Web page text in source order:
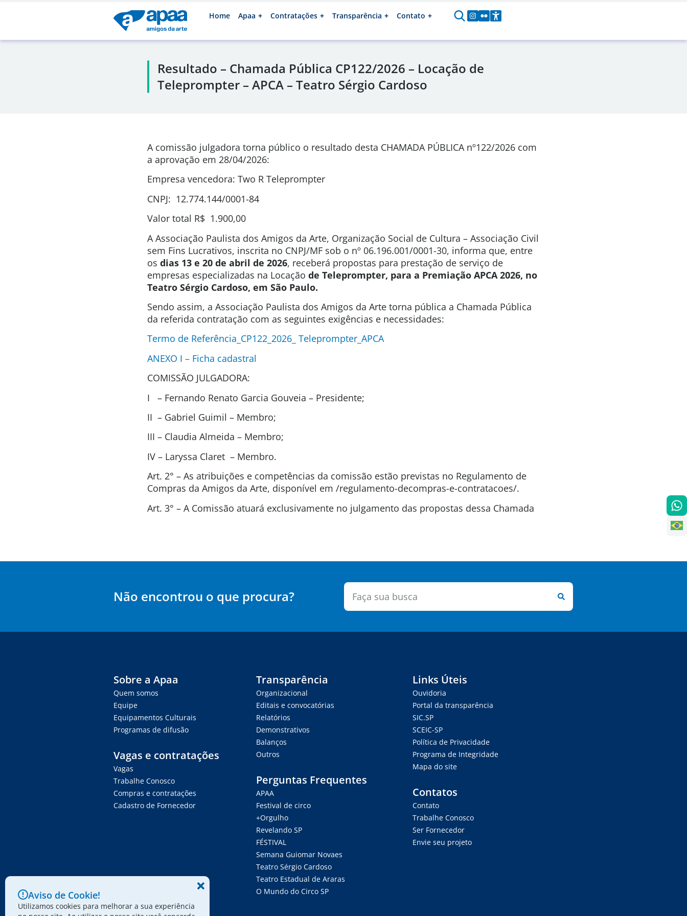
Home Apaa Contratações Transparência Contato
Resultado – Chamada Pública CP122/2026 – Locação de
Teleprompter – APCA – Teatro Sérgio Cardoso
A comissão julgadora torna público o resultado desta CHAMADA PÚBLICA nº122/2026 com
a aprovação em 28/04/2026:
Empresa vencedora: Two R Teleprompter
CNPJ: 12.774.144/0001-84
Valor total R$ 1.900,00
A Associação Paulista dos Amigos da Arte, Organização Social de Cultura – Associação Civil
sem Fins Lucrativos, inscrita no CNPJ/MF sob o nº 06.196.001/0001-30, informa que, entre
os dias 13 e 20 de abril de 2026, receberá propostas para prestação de serviço de
empresas especializadas na Locação de Teleprompter, para a Premiação APCA 2026, no
Teatro Sérgio Cardoso, em São Paulo.
Sendo assim, a Associação Paulista dos Amigos da Arte torna pública a Chamada Pública
da referida contratação com as seguintes exigências e necessidades:
Termo de Referência_CP122_2026_ Teleprompter_APCA
ANEXO I – Ficha cadastral
COMISSÃO JULGADORA:
I – Fernando Renato Garcia Gouveia – Presidente;
II – Gabriel Guimil – Membro;
III – Claudia Almeida – Membro;
IV – Laryssa Claret – Membro.
Art. 2° – As atribuições e competências da comissão estão previstas no Regulamento de
Compras da Amigos da Arte, disponível em /regulamento-decompras-e-contratacoes/.
Art. 3° – A Comissão atuará exclusivamente no julgamento das propostas dessa Chamada
Não encontrou o que procura?
Sobre a Apaa
Quem somos
Equipe
Equipamentos Culturais
Programas de difusão
Vagas e contratações
Vagas
Trabalhe Conosco
Compras e contratações
Cadastro de Fornecedor
Transparência
Organizacional
Editais e convocatórias
Relatórios
Demonstrativos
Balanços
Outros
Perguntas Frequentes
APAA
Festival de circo
+Orgulho
Revelando SP
FÉSTIVAL
Semana Guiomar Novaes
Teatro Sérgio Cardoso
Teatro Estadual de Araras
O Mundo do Circo SP
Links Úteis
Ouvidoria
Portal da transparência
SIC.SP
SCEIC-SP
Política de Privacidade
Programa de Integridade
Mapa do site
Contatos
Contato
Trabalhe Conosco
Ser Fornecedor
Envie seu projeto
Aviso de Cookie!
Utilizamos cookies para melhorar a sua experiência